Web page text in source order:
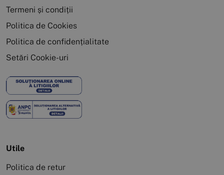
Termeni și condiții
Politica de Cookies
Politica de confidențialitate
Setări Cookie-uri
Utile
Politica de retur